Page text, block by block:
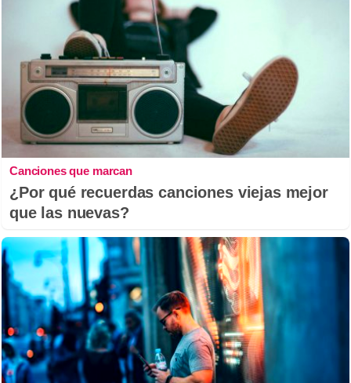
Canciones que marcan
¿Por qué recuerdas canciones viejas mejor
que las nuevas?